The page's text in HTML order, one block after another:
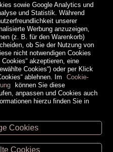
sowie Google Analytics und
und Statistik. Während
unserer
Werbung anzuzeigen,
(z. B. für den Warenkorb)
ob Sie der Nutzung von
nicht notwendigen Cookies
akzeptieren, eine
Cookies“) oder per Klick
ablehnen. Im
Cookie-
können Sie diese
anpassen und Cookies auch
hierzu finden Sie in
Cookies
Cookies